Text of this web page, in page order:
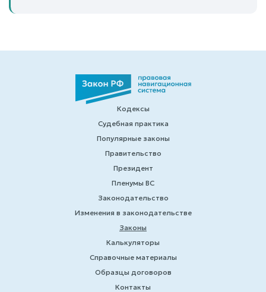
Кодексы
Судебная практика
Популярные законы
Правительство
Президент
Пленумы ВС
Законодательство
Изменения в законодательстве
Законы
Калькуляторы
Справочные материалы
Образцы договоров
Контакты